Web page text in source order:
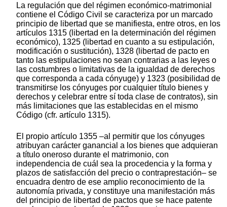
La regulación que del régimen económico-matrimonial
contiene el Código Civil se caracteriza por un marcado
principio de libertad que se manifiesta, entre otros, en los
artículos 1315 (libertad en la determinación del régimen
económico), 1325 (libertad en cuanto a su estipulación,
modificación o sustitución), 1328 (libertad de pacto en
tanto las estipulaciones no sean contrarias a las leyes o
las costumbres o limitativas de la igualdad de derechos
que corresponda a cada cónyuge) y 1323 (posibilidad de
transmitirse los cónyuges por cualquier título bienes y
derechos y celebrar entre sí toda clase de contratos), sin
más limitaciones que las establecidas en el mismo
Código (cfr. artículo 1315).
El propio artículo 1355 –al permitir que los cónyuges
atribuyan carácter ganancial a los bienes que adquieran
a título oneroso durante el matrimonio, con
independencia de cuál sea la procedencia y la forma y
plazos de satisfacción del precio o contraprestación– se
encuadra dentro de ese amplio reconocimiento de la
autonomía privada, y constituye una manifestación más
del principio de libertad de pactos que se hace patente